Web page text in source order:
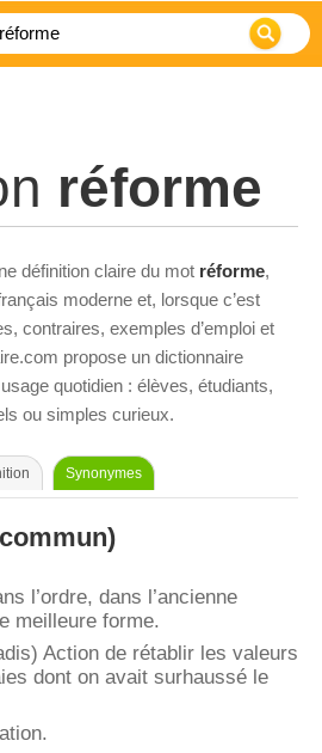
réforme
définition claire du mot réforme,
moderne et, lorsque c’est
contraires, exemples d’emploi et
propose un dictionnaire
quotidien : élèves, étudiants,
ou simples curieux.
Synonymes
l’ordre, dans l’ancienne
meilleure forme.
Action de rétablir les valeurs
dont on avait surhaussé le